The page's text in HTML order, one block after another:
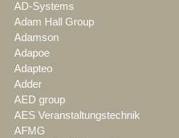
AD-Systems
Adam Hall Group
Adamson
Adapoe
Adapteo
Adder
AED group
AES Veranstaltungstechnik
AFMG